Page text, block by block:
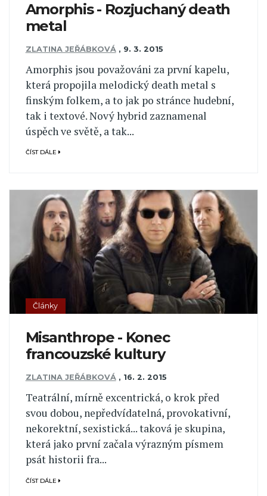
Amorphis - Rozjuchaný death
metal
ZLATINA JEŘÁBKOVÁ , 9. 3. 2015
Amorphis jsou považováni za první kapelu,
která propojila melodický death metal s
finským folkem, a to jak po stránce hudební,
tak i textové. Nový hybrid zaznamenal
úspěch ve světě, a tak...
ČÍST DÁLE
Články
Misanthrope - Konec
francouzské kultury
ZLATINA JEŘÁBKOVÁ , 16. 2. 2015
Teatrální, mírně excentrická, o krok před
svou dobou, nepředvídatelná, provokativní,
nekorektní, sexistická... taková je skupina,
která jako první začala výrazným písmem
psát historii fra...
ČÍST DÁLE